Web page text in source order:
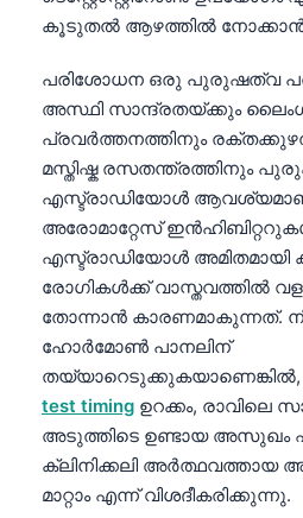
കൂടുതൽ ആഴത്തിൽ നോക്കാൻ
പരിശോധന ഒരു പുരുഷത്വ
അസ്ഥി സാന്ദ്രതയ്ക്കും
പ്രവർത്തനത്തിനും
മസ്തിഷ്ക രസതന്ത്രത്തിനും
എസ്ട്രാഡിയോൾ
അരോമാറ്റേസ്
എസ്ട്രാഡിയോൾ അമിതമായി
രോഗികൾക്ക് വാസ്തവത്തിൽ
തോന്നാൻ കാരണമാകുന്നത്.
ഹോർമോൺ പാനലിന്
തയ്യാറെടുക്കുകയാണെങ്കിൽ,
test timing ഉറക്കം, രാവിലെ
അടുത്തിടെ ഉണ്ടായ അസുഖം
ക്ലിനിക്കലി
മാറ്റാം എന്ന് വിശദീകരിക്കുന്നു.